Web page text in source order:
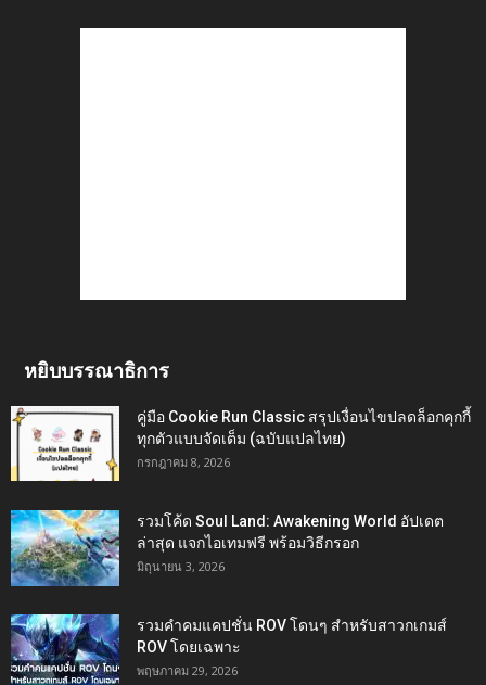
หยิบบรรณาธิการ
คู่มือ Cookie Run Classic สรุปเงื่อนไขปลดล็อกคุกกี้
ทุกตัวแบบจัดเต็ม (ฉบับแปลไทย)
กรกฎาคม 8, 2026
รวมโค้ด Soul Land: Awakening World อัปเดต
ล่าสุด แจกไอเทมฟรี พร้อมวิธีกรอก
มิถุนายน 3, 2026
รวมคำคมแคปชั่น ROV โดนๆ สำหรับสาวกเกมส์
ROV โดยเฉพาะ
พฤษภาคม 29, 2026